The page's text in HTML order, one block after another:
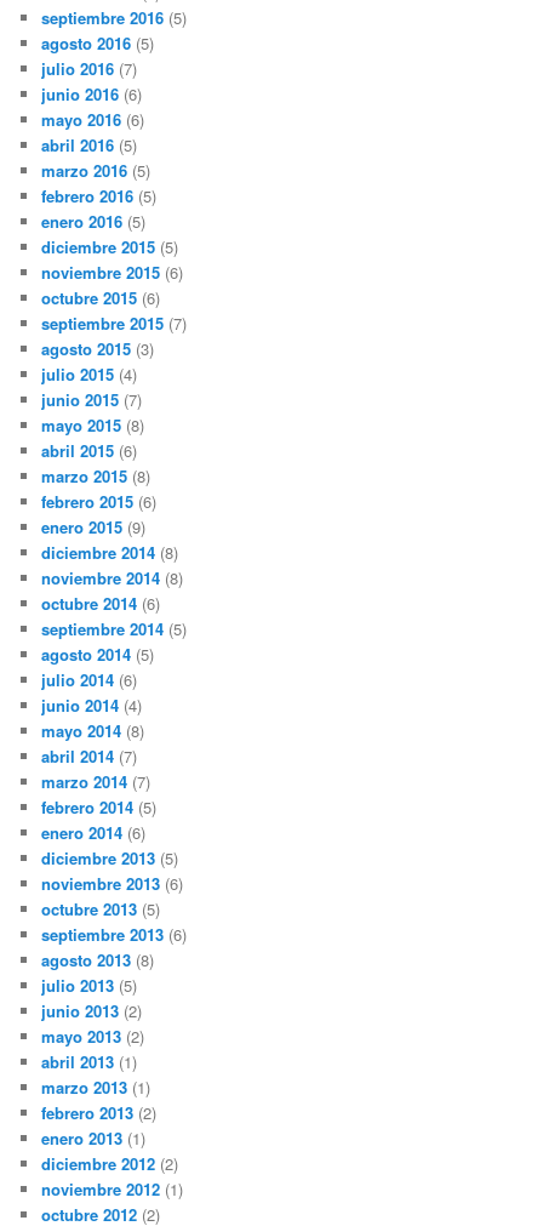
septiembre 2016 (5)
agosto 2016 (5)
julio 2016 (7)
junio 2016 (6)
mayo 2016 (6)
abril 2016 (5)
marzo 2016 (5)
febrero 2016 (5)
enero 2016 (5)
diciembre 2015 (5)
noviembre 2015 (6)
octubre 2015 (6)
septiembre 2015 (7)
agosto 2015 (3)
julio 2015 (4)
junio 2015 (7)
mayo 2015 (8)
abril 2015 (6)
marzo 2015 (8)
febrero 2015 (6)
enero 2015 (9)
diciembre 2014 (8)
noviembre 2014 (8)
octubre 2014 (6)
septiembre 2014 (5)
agosto 2014 (5)
julio 2014 (6)
junio 2014 (4)
mayo 2014 (8)
abril 2014 (7)
marzo 2014 (7)
febrero 2014 (5)
enero 2014 (6)
diciembre 2013 (5)
noviembre 2013 (6)
octubre 2013 (5)
septiembre 2013 (6)
agosto 2013 (8)
julio 2013 (5)
junio 2013 (2)
mayo 2013 (2)
abril 2013 (1)
marzo 2013 (1)
febrero 2013 (2)
enero 2013 (1)
diciembre 2012 (2)
noviembre 2012 (1)
octubre 2012 (2)